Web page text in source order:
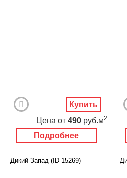
Подробнее
Цена от 490 руб.м2
Купить
Дикий Запад (ID 15269)